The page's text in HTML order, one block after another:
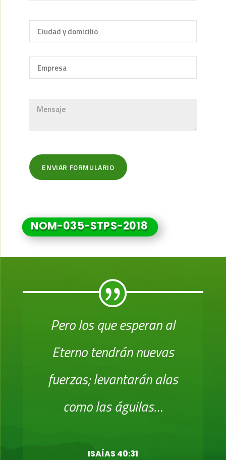
NOM-035-STPS-2018
Pero los que esperan al
Eterno tendrán nuevas
fuerzas; levantarán alas
como las águilas…
ISAÍAS 40:31